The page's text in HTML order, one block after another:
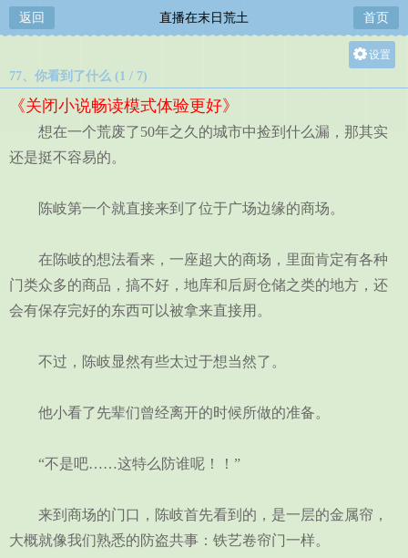
返回 直播在末日荒土 首页
设置
中
77、你看到了什么 (1 / 7)
《关闭小说畅读模式体验更好》
想在一个荒废了50年之久的城市中捡到什么漏，那其实
还是挺不容易的。
陈岐第一个就直接来到了位于广场边缘的商场。
在陈岐的想法看来，一座超大的商场，里面肯定有各种
门类众多的商品，搞不好，地库和后厨仓储之类的地方，还
会有保存完好的东西可以被拿来直接用。
不过，陈岐显然有些太过于想当然了。
他小看了先辈们曾经离开的时候所做的准备。
“不是吧……这特么防谁呢！！”
来到商场的门口，陈岐首先看到的，是一层的金属帘，
大概就像我们熟悉的防盗共事：铁艺卷帘门一样。